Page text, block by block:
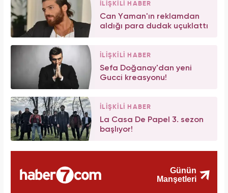
İLİŞKİLİ HABER
Can Yaman'ın reklamdan
aldığı para dudak uçuklattı
İLİŞKİLİ HABER
Sefa Doğanay'dan yeni
Gucci kreasyonu!
İLİŞKİLİ HABER
La Casa De Papel 3. sezon
başlıyor!